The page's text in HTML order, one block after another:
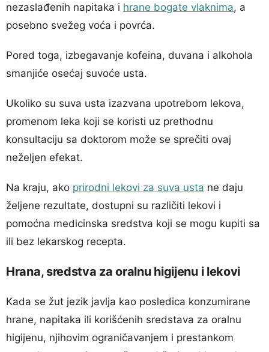
nezaslađenih napitaka i hrane bogate vlaknima, a
posebno svežeg voća i povrća.
Pored toga, izbegavanje kofeina, duvana i alkohola
smanjiće osećaj suvoće usta.
Ukoliko su suva usta izazvana upotrebom lekova,
promenom leka koji se koristi uz prethodnu
konsultaciju sa doktorom može se sprečiti ovaj
neželjen efekat.
Na kraju, ako prirodni lekovi za suva usta ne daju
željene rezultate, dostupni su različiti lekovi i
pomoćna medicinska sredstva koji se mogu kupiti sa
ili bez lekarskog recepta.
Hrana, sredstva za oralnu higijenu i lekovi
Kada se žut jezik javlja kao posledica konzumirane
hrane, napitaka ili korišćenih sredstava za oralnu
higijenu, njihovim ograničavanjem i prestankom